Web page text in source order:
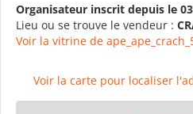
Organisateur inscrit depuis le
Lieu ou se trouve le vendeur :
Voir la vitrine de
Voir la carte pour localiser